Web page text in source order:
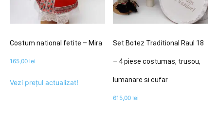
Costum national fetite – Mira
165,00 lei
Vezi prețul actualizat!
Set Botez Traditional Raul 18
– 4 piese costumas, trusou,
lumanare si cufar
615,00 lei